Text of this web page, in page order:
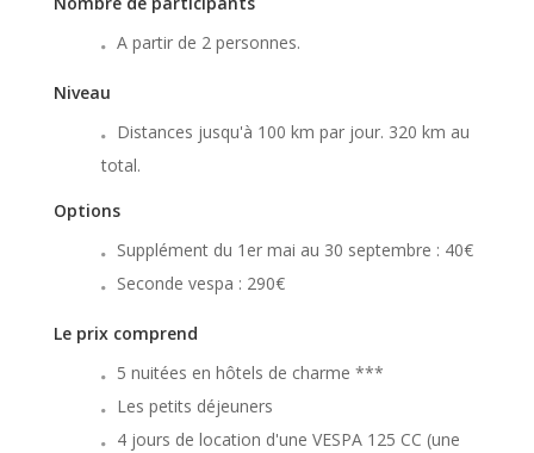
A partir de 2 personnes.
Niveau
Distances jusqu'à 100 km par jour. 320 km au
total.
Options
Supplément du 1er mai au 30 septembre : 40€
Seconde vespa : 290€
Le prix comprend
5 nuitées en hôtels de charme ***
Les petits déjeuners
4 jours de location d'une VESPA 125 CC (une